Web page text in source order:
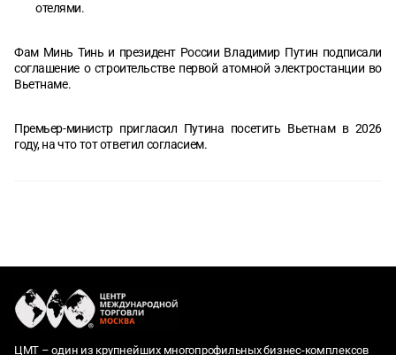
отелями.
Фам Минь Тинь и президент России Владимир Путин подписали
соглашение о строительстве первой атомной электростанции во
Вьетнаме.
Премьер-министр пригласил Путина посетить Вьетнам в 2026
году, на что тот ответил согласием.
ЦМТ – один из крупнейших многопрофильных бизнес-комплексов